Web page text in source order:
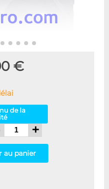
€
de la
+
au panier